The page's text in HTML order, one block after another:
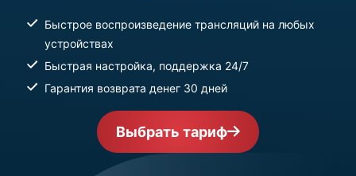
Быстрое воспроизведение трансляций на любых
устройствах
Быстрая настройка, поддержка 24/7
Гарантия возврата денег 30 дней
Выбрать тариф